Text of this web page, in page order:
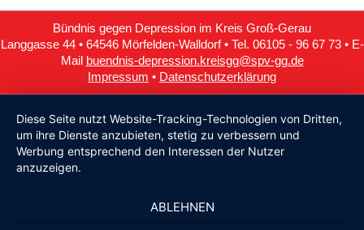
Bündnis gegen Depression im Kreis Groß-Gerau
Langgasse 44 • 64546 Mörfelden-Walldorf • Tel. 06105 - 96 67 73 • E-
Mail buendnis-depression.kreisgg@spv-gg.de
Impressum • Datenschutzerklärung
Diese Seite nutzt Website-Tracking-Technologien von Dritten,
um ihre Dienste anzubieten, stetig zu verbessern und
Werbung entsprechend den Interessen der Nutzer
anzuzeigen.
ABLEHNEN